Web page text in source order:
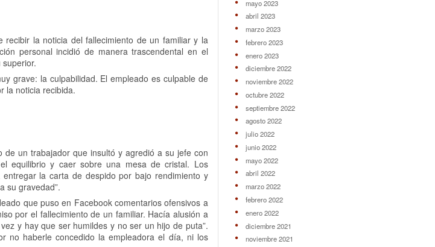
la noticia del fallecimiento de un familiar y la
personal incidió de manera trascendental en el
grave: la culpabilidad. El empleado es culpable de
la noticia recibida.
un trabajador que insultó y agredió a su jefe con
equilibrio y caer sobre una mesa de cristal. Los
la carta de despido por bajo rendimiento y
su gravedad”.
que puso en Facebook comentarios ofensivos a
por el fallecimiento de un familiar. Hacía alusión a
y hay que ser humildes y no ser un hijo de puta”.
no haberle concedido la empleadora el día, ni los
mayo 2023
abril 2023
marzo 2023
febrero 2023
enero 2023
diciembre 2022
noviembre 2022
octubre 2022
septiembre 2022
agosto 2022
julio 2022
junio 2022
mayo 2022
abril 2022
marzo 2022
febrero 2022
enero 2022
diciembre 2021
noviembre 2021